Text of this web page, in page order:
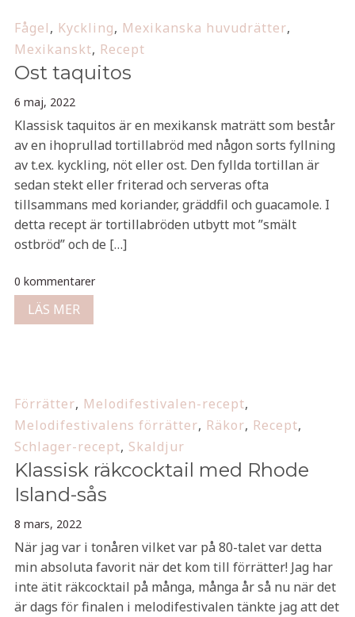
Fågel, Kyckling, Mexikanska huvudrätter,
Mexikanskt, Recept
Ost taquitos
6 maj, 2022
Klassisk taquitos är en mexikansk maträtt som består
av en ihoprullad tortillabröd med någon sorts fyllning
av t.ex. kyckling, nöt eller ost. Den fyllda tortillan är
sedan stekt eller friterad och serveras ofta
tillsammans med koriander, gräddfil och guacamole. I
detta recept är tortillabröden utbytt mot ”smält
ostbröd” och de […]
0 kommentarer
LÄS MER
Förrätter, Melodifestivalen-recept,
Melodifestivalens förrätter, Räkor, Recept,
Schlager-recept, Skaldjur
Klassisk räkcocktail med Rhode
Island-sås
8 mars, 2022
När jag var i tonåren vilket var på 80-talet var detta
min absoluta favorit när det kom till förrätter! Jag har
inte ätit räkcocktail på många, många år så nu när det
är dags för finalen i melodifestivalen tänkte jag att det